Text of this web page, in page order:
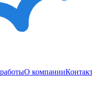
О компании